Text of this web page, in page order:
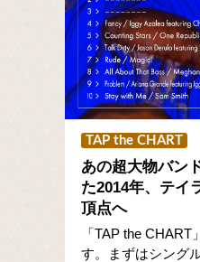
TAP the CHART
あの超大物バン
た2014年、テイ
頂点へ
「TAP the
す。まずはシング